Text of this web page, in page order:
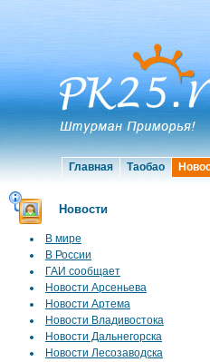
Главная Таобао
Новости
В мире
В России
ГАИ сообщает
Новости Арсеньева
Новости Артема
Новости Владивостока
Новости Дальнегорска
Новости Лесозаводска